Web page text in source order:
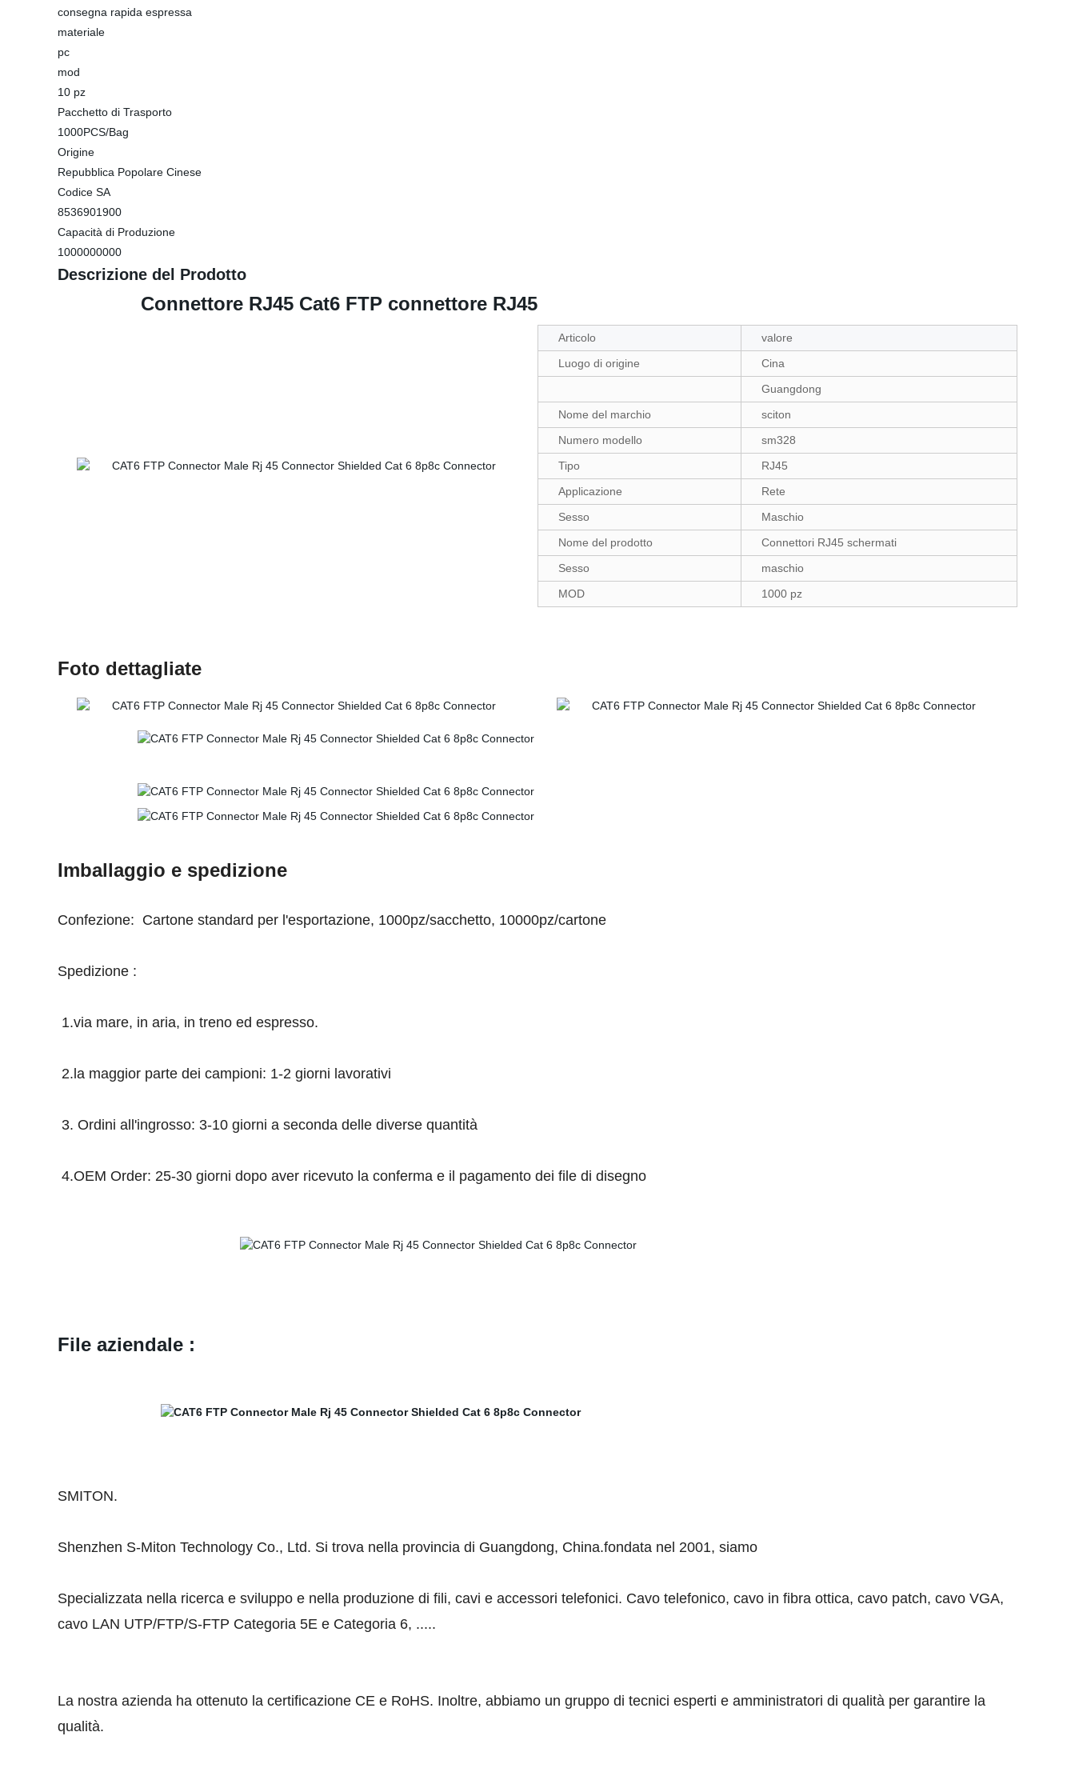
consegna rapida espressa
materiale
pc
mod
10 pz
Pacchetto di Trasporto
1000PCS/Bag
Origine
Repubblica Popolare Cinese
Codice SA
8536901900
Capacità di Produzione
1000000000
Descrizione del Prodotto
Connettore RJ45 Cat6 FTP connettore RJ45
Articolo
valore
Luogo di origine
Cina
Guangdong
Nome del marchio
sciton
Numero modello
sm328
Tipo
RJ45
Applicazione
Rete
Sesso
Maschio
Nome del prodotto
Connettori RJ45 schermati
Sesso
maschio
MOD
1000 pz
Foto dettagliate
Imballaggio e spedizione
Confezione: Cartone standard per l'esportazione, 1000pz/sacchetto, 10000pz/cartone
Spedizione :
1.via mare, in aria, in treno ed espresso.
2.la maggior parte dei campioni: 1-2 giorni lavorativi
3. Ordini all'ingrosso: 3-10 giorni a seconda delle diverse quantità
4.OEM Order: 25-30 giorni dopo aver ricevuto la conferma e il pagamento dei file di disegno
File aziendale :
SMITON.
Shenzhen S-Miton Technology Co., Ltd. Si trova nella provincia di Guangdong, China.fondata nel 2001, siamo
Specializzata nella ricerca e sviluppo e nella produzione di fili, cavi e accessori telefonici. Cavo telefonico, cavo in fibra ottica, cavo patch, cavo VGA,
cavo LAN UTP/FTP/S-FTP Categoria 5E e Categoria 6, .....
La nostra azienda ha ottenuto la certificazione CE e RoHS. Inoltre, abbiamo un gruppo di tecnici esperti e amministratori di qualità per garantire la
qualità.